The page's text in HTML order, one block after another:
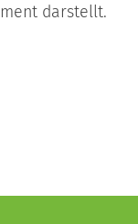
darstellt.